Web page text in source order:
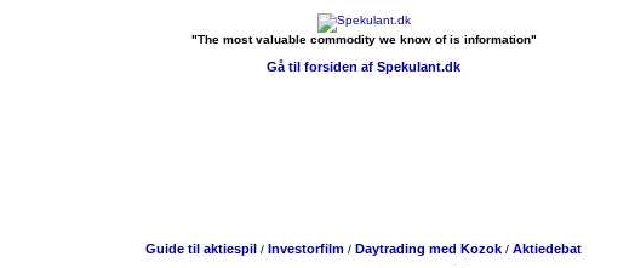
"The most valuable commodity we know of is information"
Gå til forsiden af Spekulant.dk
Guide til aktiespil / Investorfilm / Daytrading med Kozok / Aktiedebat